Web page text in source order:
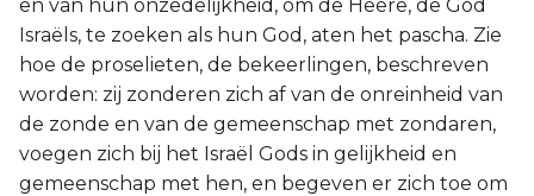
en van hun onzedelijkheid, om de Heere, de God
Israëls, te zoeken als hun God, aten het pascha. Zie
hoe de proselieten, de bekeerlingen, beschreven
worden: zij zonderen zich af van de onreinheid van
de zonde en van de gemeenschap met zondaren,
voegen zich bij het Israël Gods in gelijkheid en
gemeenschap met hen, en begeven er zich toe om